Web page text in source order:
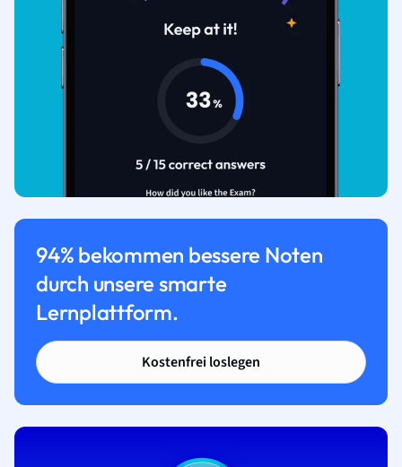
94% bekommen bessere Noten
durch unsere smarte
Lernplattform.
Kostenfrei loslegen